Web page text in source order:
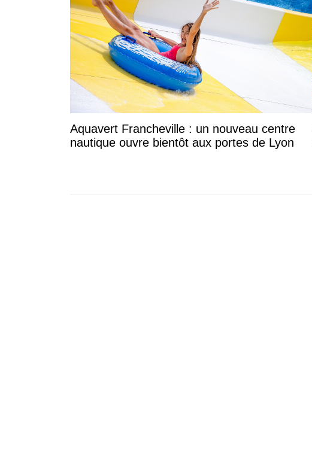
Aquavert Francheville : un nouveau centre
nautique ouvre bientôt aux portes de Lyon